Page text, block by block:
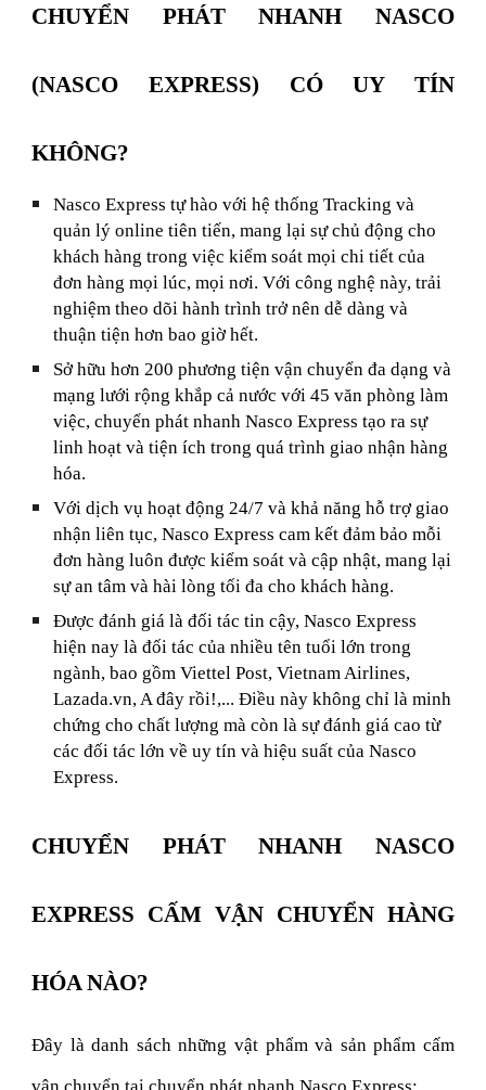
CHUYỂN PHÁT NHANH NASCO
(NASCO EXPRESS) CÓ UY TÍN
KHÔNG?
Nasco Express tự hào với hệ thống Tracking và
quản lý online tiên tiến, mang lại sự chủ động cho
khách hàng trong việc kiểm soát mọi chi tiết của
đơn hàng mọi lúc, mọi nơi. Với công nghệ này, trải
nghiệm theo dõi hành trình trở nên dễ dàng và
thuận tiện hơn bao giờ hết.
Sở hữu hơn 200 phương tiện vận chuyển đa dạng và
mạng lưới rộng khắp cả nước với 45 văn phòng làm
việc, chuyển phát nhanh Nasco Express tạo ra sự
linh hoạt và tiện ích trong quá trình giao nhận hàng
hóa.
Với dịch vụ hoạt động 24/7 và khả năng hỗ trợ giao
nhận liên tục, Nasco Express cam kết đảm bảo mỗi
đơn hàng luôn được kiểm soát và cập nhật, mang lại
sự an tâm và hài lòng tối đa cho khách hàng.
Được đánh giá là đối tác tin cậy, Nasco Express
hiện nay là đối tác của nhiều tên tuổi lớn trong
ngành, bao gồm Viettel Post, Vietnam Airlines,
Lazada.vn, A đây rồi!,... Điều này không chỉ là minh
chứng cho chất lượng mà còn là sự đánh giá cao từ
các đối tác lớn về uy tín và hiệu suất của Nasco
Express.
CHUYỂN PHÁT NHANH NASCO
EXPRESS CẤM VẬN CHUYỂN HÀNG
HÓA NÀO?
Đây là danh sách những vật phẩm và sản phẩm cấm